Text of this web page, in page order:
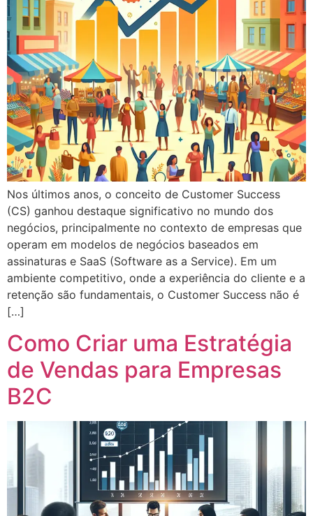
Nos últimos anos, o conceito de Customer Success
(CS) ganhou destaque significativo no mundo dos
negócios, principalmente no contexto de empresas que
operam em modelos de negócios baseados em
assinaturas e SaaS (Software as a Service). Em um
ambiente competitivo, onde a experiência do cliente e a
retenção são fundamentais, o Customer Success não é
[…]
Como Criar uma Estratégia
de Vendas para Empresas
B2C